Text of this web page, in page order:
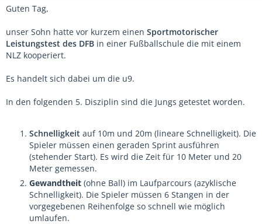
Guten Tag,
unser Sohn hatte vor kurzem einen Sportmotorischer
Leistungstest des DFB in einer Fußballschule die mit einem
NLZ kooperiert.
Es handelt sich dabei um die u9.
In den folgenden 5. Disziplin sind die Jungs getestet worden.
Schnelligkeit auf 10m und 20m (lineare Schnelligkeit). Die
Spieler müssen einen geraden Sprint ausführen
(stehender Start). Es wird die Zeit für 10 Meter und 20
Meter gemessen.
Gewandtheit (ohne Ball) im Laufparcours (azyklische
Schnelligkeit). Die Spieler müssen 6 Stangen in der
vorgegebenen Reihenfolge so schnell wie möglich
umlaufen.